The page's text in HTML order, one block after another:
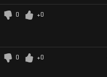
+0
0
+0
0